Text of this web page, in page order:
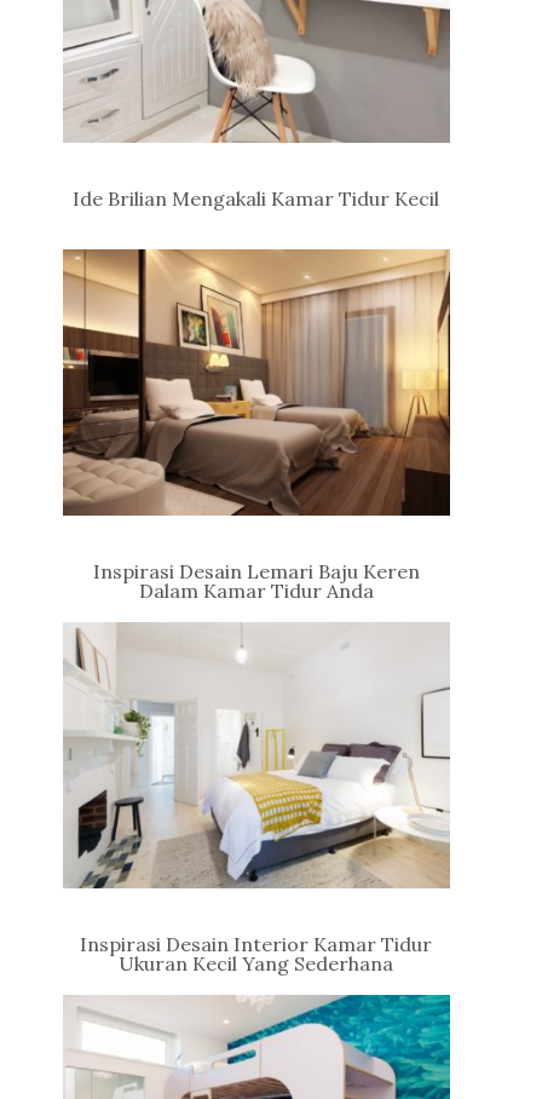
Ide Brilian Mengakali Kamar Tidur Kecil
Inspirasi Desain Lemari Baju Keren
Dalam Kamar Tidur Anda
Inspirasi Desain Interior Kamar Tidur
Ukuran Kecil Yang Sederhana